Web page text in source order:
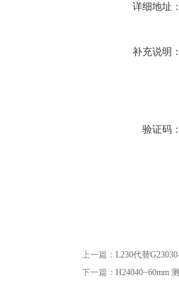
详细地址
补充说明
验证码
上一篇： L230代替
下一篇： H24040~60mm